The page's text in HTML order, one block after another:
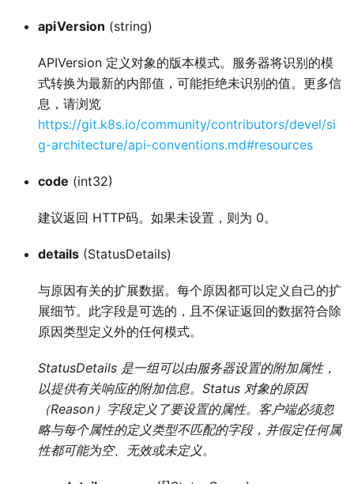
apiVersion (string)
APIVersion 定义对象的版本模式。服务器将识别的模
式转换为最新的内部值，可能拒绝未识别的值。更多信
息，请浏览
https://git.k8s.io/community/contributors/devel/si
g-architecture/api-conventions.md#resources
code (int32)
建议返回 HTTP码。如果未设置，则为 0。
details (StatusDetails)
与原因有关的扩展数据。每个原因都可以定义自己的扩
展细节。此字段是可选的，且不保证返回的数据符合除
原因类型定义外的任何模式。
StatusDetails 是一组可以由服务器设置的附加属性，
以提供有关响应的附加信息。Status 对象的原因
（Reason）字段定义了要设置的属性。客户端必须忽
略与每个属性的定义类型不匹配的字段，并假定任何属
性都可能为空、无效或未定义。